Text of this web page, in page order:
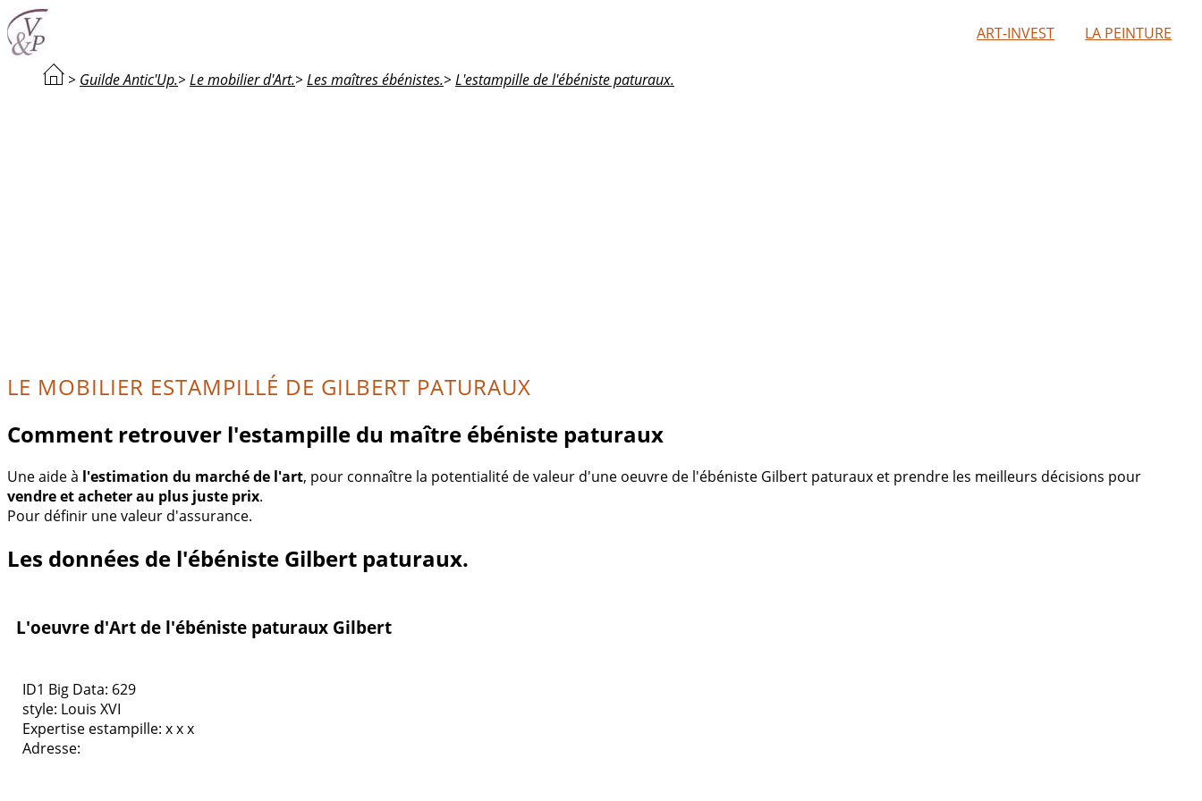
ART-INVEST LA PEINTURE
> Guilde Antic'Up.> Le mobilier d'Art.> Les maîtres ébénistes.> L'estampille de l'ébéniste paturaux.
LE MOBILIER ESTAMPILLÉ DE GILBERT PATURAUX
Comment retrouver l'estampille du maître ébéniste paturaux
Une aide à l'estimation du marché de l'art, pour connaître la potentialité de valeur d'une oeuvre de l'ébéniste Gilbert paturaux et prendre les meilleurs décisions pour
vendre et acheter au plus juste prix.
Pour définir une valeur d'assurance.
Les données de l'ébéniste Gilbert paturaux.
L'oeuvre d'Art de l'ébéniste paturaux Gilbert
ID1 Big Data: 629
style: Louis XVI
Expertise estampille: x x x
Adresse: